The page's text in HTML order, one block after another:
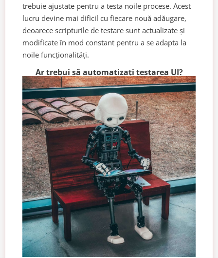
trebuie ajustate pentru a testa noile procese. Acest
lucru devine mai dificil cu fiecare nouă adăugare,
deoarece scripturile de testare sunt actualizate și
modificate în mod constant pentru a se adapta la
noile funcționalități.
Ar trebui să automatizați testarea UI?